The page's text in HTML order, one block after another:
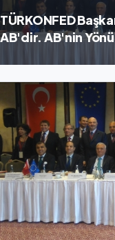
TÜRKONFED
AB'dir. AB'nin